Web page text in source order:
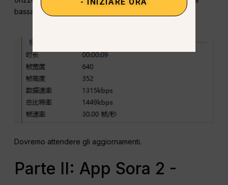
bassa, solo 360p.
Dovremo attendere gli aggiornamenti.
Parte II: App Sora 2 -